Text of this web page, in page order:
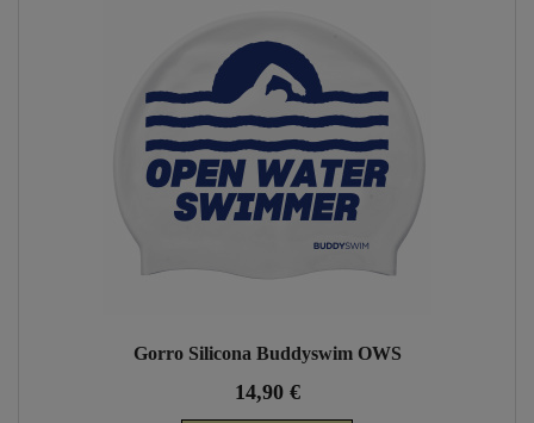
Gorro Silicona Buddyswim OWS
14,90 €